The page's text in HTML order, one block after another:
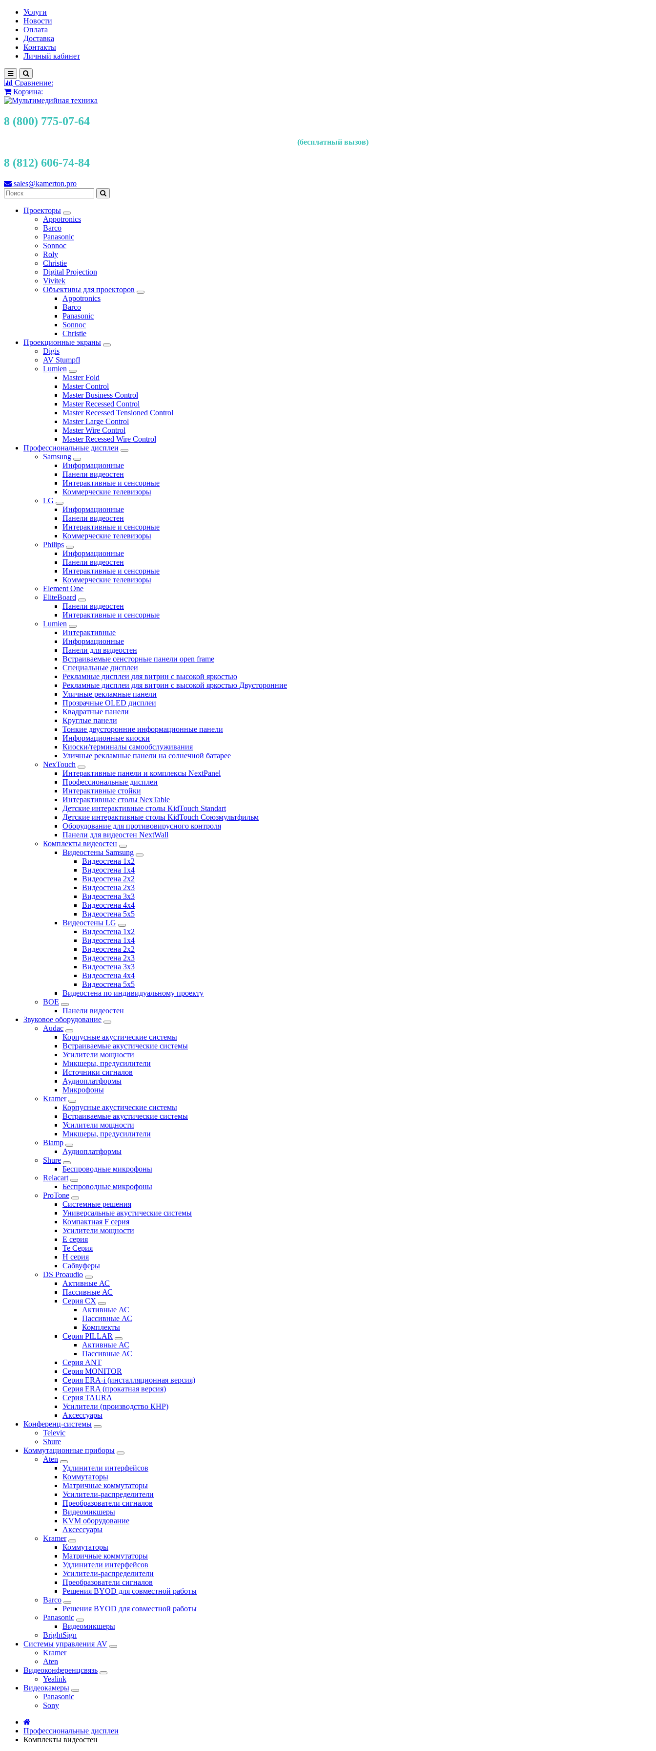
Услуги
Новости
Оплата
Доставка
Контакты
Личный кабинет
Сравнение:
Корзина:
8 (800) 775-07-64
(бесплатный вызов)
8 (812) 606-74-84
sales@kamerton.pro
Проекторы
Appotronics
Barco
Panasonic
Sonnoc
Roly
Christie
Digital Projection
Vivitek
Объективы для проекторов
Appotronics
Barco
Panasonic
Sonnoc
Сhristie
Проекционные экраны
Digis
AV Stumpfl
Lumien
Master Fold
Master Control
Master Business Control
Master Recessed Control
Master Recessed Tensioned Control
Master Large Control
Master Wire Control
Master Recessed Wire Control
Профессиональные дисплеи
Samsung
Информационные
Панели видеостен
Интерактивные и сенсорные
Коммерческие телевизоры
LG
Информационные
Панели видеостен
Интерактивные и сенсорные
Коммерческие телевизоры
Philips
Информационные
Панели видеостен
Интерактивные и сенсорные
Коммерческие телевизоры
Element One
EliteBoard
Панели видеостен
Интерактивные и сенсорные
Lumien
Интерактивные
Информационные
Панели для видеостен
Встраиваемые сенсторные панели open frame
Специальные дисплеи
Рекламные дисплеи для витрин с высокой яркостью
Рекламные дисплеи для витрин с высокой яркостью Двусторонние
Уличные рекламные панели
Прозрачные OLED дисплеи
Квадратные панели
Круглые панели
Тонкие двусторонние информационные панели
Информационные киоски
Киоски/терминалы самообслуживания
Уличные рекламные панели на солнечной батарее
NexTouch
Интерактивные панели и комплексы NextPanel
Профессиональные дисплеи
Интерактивные стойки
Интерактивные столы NexTable
Детские интерактивные столы KidTouch Standart
Детские интерактивные столы KidTouch Союзмультфильм
Оборудование для противовирусного контроля
Панели для видеостен NextWall
Комплекты видеостен
Видеостены Samsung
Видеостена 1x2
Видеостена 1x4
Видеостена 2x2
Видеостена 2х3
Видеостена 3x3
Видеостена 4x4
Видеостена 5x5
Видеостены LG
Видеостена 1x2
Видеостена 1x4
Видеостена 2x2
Видеостена 2x3
Видеостена 3x3
Видеостена 4x4
Видеостена 5x5
Видеостена по индивидуальному проекту
BOE
Панели видеостен
Звуковое оборудование
Audac
Корпусные акустические системы
Встраиваемые акустические системы
Усилители мощности
Микшеры, предусилители
Источники сигналов
Аудиоплатформы
Микрофоны
Kramer
Корпусные акустические системы
Встраиваемые акустические системы
Усилители мощности
Микшеры, предусилители
Biamp
Аудиоплатформы
Shure
Беспроводные микрофоны
Relacart
Беспроводные микрофоны
ProTone
Системные решения
Универсальные акустические системы
Компактная F серия
Усилители мощности
E серия
Te Серия
H серия
Сабвуферы
DS Proaudio
Активные АС
Пассивные АС
Серия CX
Активные АС
Пассивные АС
Комплекты
Серия PILLAR
Активные АС
Пассивные АС
Серия ANT
Серия MONITOR
Серия ERA-i (инсталляционная версия)
Серия ERA (прокатная версия)
Серия TAURA
Усилители (производство КНР)
Аксессуары
Конференц-системы
Televic
Shure
Коммутационные приборы
Aten
Удлинители интерфейсов
Коммутаторы
Матричные коммутаторы
Усилители-распределители
Преобразователи сигналов
Видеомикшеры
KVM оборудование
Аксессуары
Kramer
Коммутаторы
Матричные коммутаторы
Удлинители интерфейсов
Усилители-распределители
Преобразователи сигналов
Решения BYOD для совместной работы
Barco
Решения BYOD для совместной работы
Panasonic
Видеомикшеры
BrightSign
Системы управления AV
Kramer
Aten
Видеоконференцсвязь
Yealink
Видеокамеры
Panasonic
Sony
Профессиональные дисплеи
Комплекты видеостен